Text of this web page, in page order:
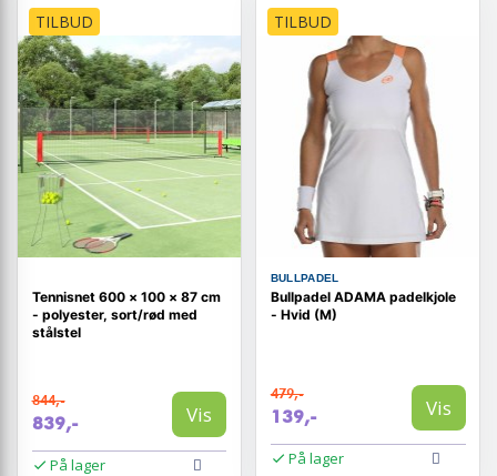
TILBUD
Tennisnet 600 × 100 × 87 cm
- polyester, sort/rød med
stålstel
844,-
839,- Vis
På lager
TILBUD
BULLPADEL
Bullpadel ADAMA padelkjole
- Hvid (M)
479,-
139,- Vis
På lager